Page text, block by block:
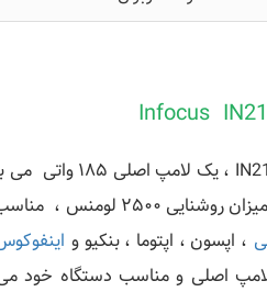
فروشگاه ها و بازار شناخته می شوند .
، اپسون ، اپتوما ، بنکیو و
اصلی و مناسب دستگاه خود